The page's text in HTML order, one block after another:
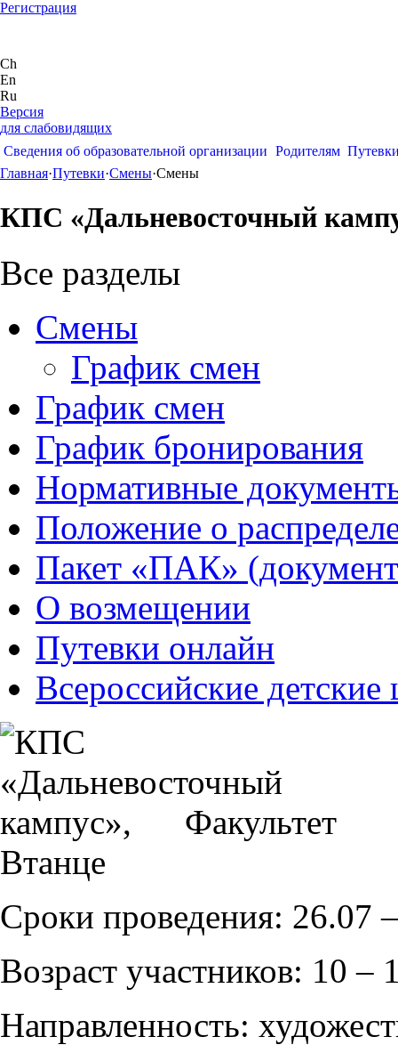
Регистрация
Ch
En
Ru
Версия
для слабовидящих
Сведения об образовательной организации Родителям
Главная·Путевки·Смены·Смены
КПС «Дальневосточный
Все разделы
Смены
График смен
График смен
График бронирования
Нормативные
Положение о
Пакет «ПАК»
О возмещении
Путевки онлайн
Всероссийские детские
Сроки проведения: 26.07
Возраст участников: 10 –
Направленность: